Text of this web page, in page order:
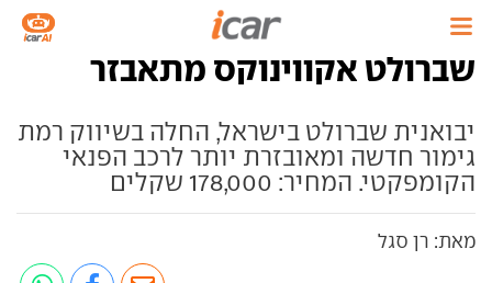
שברולט אקווינוקס מתאבזר
יבואנית שברולט בישראל, החלה בשיווק רמת
גימור חדשה ומאובזרת יותר לרכב הפנאי
הקומפקטי. המחיר: 178,000 שקלים
מאת: רן סגל